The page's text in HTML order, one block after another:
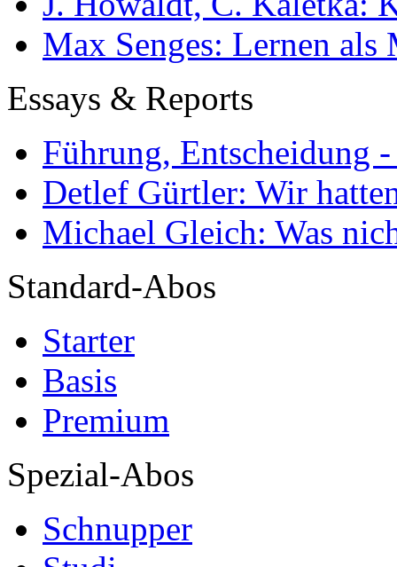
Max Senges: Lernen als
Essays & Reports
Führung, Entscheidung
Detlef Gürtler: Wir
Michael Gleich: Was
Standard-Abos
Starter
Basis
Premium
Spezial-Abos
Schnupper